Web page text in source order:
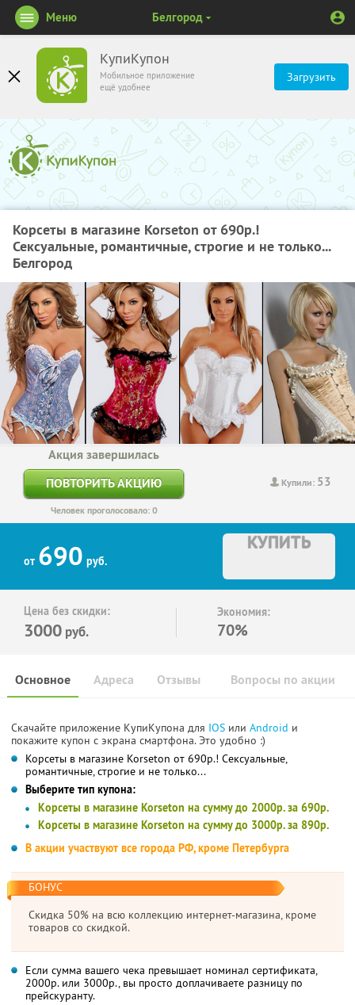
КупиКупон
Мобильное приложение
ещё удобнее
Загрузить
Меню Белгород
Корсеты в магазине Korseton от 690р.!
Сексуальные, романтичные, строгие и не только...
Белгород
Купили: 53
Акция завершилась
ПОВТОРИТЬ АКЦИЮ
Человек проголосовало: 0
от 690 руб.
КУПИТЬ
Цена без скидки:
3000 руб.
Экономия:
70%
Основное Отзывы Вопросы по акции
Адреса
Скачайте приложение КупиКупона для IOS или Android и
покажите купон с экрана смартфона. Это удобно :)
Корсеты в магазине Korseton от 690р.! Сексуальные,
романтичные, строгие и не только...
Выберите тип купона:
Корсеты в магазине Korseton на сумму до 2000р. за 690р.
Корсеты в магазине Korseton на сумму до 3000р. за 890р.
В акции участвуют все города РФ, кроме Петербурга
БОНУС
Скидка 50% на всю коллекцию интернет-магазина, кроме
товаров со скидкой.
Если сумма вашего чека превышает номинал сертификата,
2000р. или 3000р., вы просто доплачиваете разницу по
прейскуранту.